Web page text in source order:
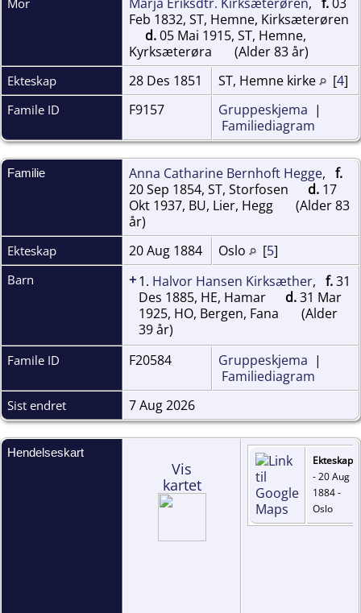
Feb 1832, ST, Hemne, Kirksæterøren
d.05 Mai 1915, ST, Hemne,
Kyrksæterøra
(Alder 83 år)
Ekteskap 28 Des 1851 ST, Hemne kirke [4]
Famile ID F9157 Gruppeskjema |
Familiediagram
Familie Anna Catharine Bernhoft Hegge, f.
20 Sep 1854, ST, Storfosen
d. 17
Okt 1937, BU, Lier, Hegg
(Alder 83
år)
Ekteskap 20 Aug 1884 Oslo [5]
Barn +1. Halvor Hansen Kirksæther, f.31
Des 1885, HE, Hamar
d.31 Mar
1925, HO, Bergen, Fana
(Alder
39 år)
Famile ID F20584 Gruppeskjema |
Familiediagram
Sist endret 7 Aug 2026
Hendelseskart
Vis
kartet
Ekteskap
- 20 Aug
1884 -
Oslo